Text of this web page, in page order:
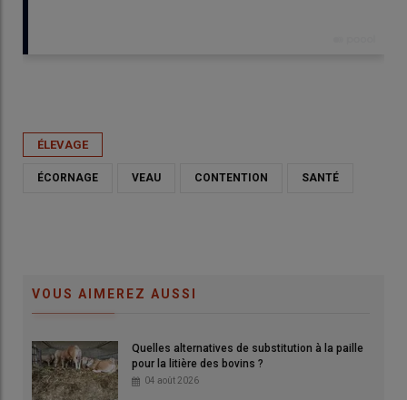
ÉLEVAGE
ÉCORNAGE VEAU CONTENTION SANTÉ
VOUS AIMEREZ AUSSI
Quelles alternatives de substitution à la paille
pour la litière des bovins ?
04 août 2026